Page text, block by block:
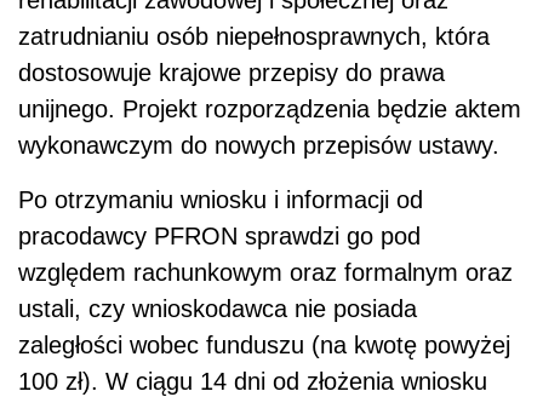
zatrudnianiu osób niepełnosprawnych, która
dostosowuje krajowe przepisy do prawa
unijnego. Projekt rozporządzenia będzie aktem
wykonawczym do nowych przepisów ustawy.
Po otrzymaniu wniosku i informacji od
pracodawcy PFRON sprawdzi go pod
względem rachunkowym oraz formalnym oraz
ustali, czy wnioskodawca nie posiada
zaległości wobec funduszu (na kwotę powyżej
100 zł). W ciągu 14 dni od złożenia wniosku